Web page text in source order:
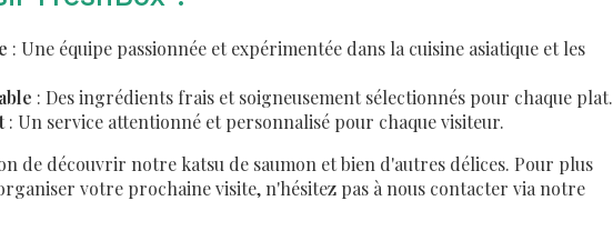
: Une équipe passionnée et expérimentée dans la cuisine asiatique et les
: Des ingrédients frais et soigneusement sélectionnés pour chaque plat.
: Un service attentionné et personnalisé pour chaque visiteur.
de découvrir notre katsu de saumon et bien d'autres délices. Pour plus
votre prochaine visite, n'hésitez pas à nous contacter via notre